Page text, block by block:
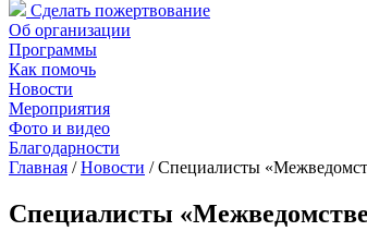
Сделать пожертвование
Об организации
Программы
Как помочь
Новости
Мероприятия
Фото и видео
Благодарности
Главная /Новости /Специалисты
Специалисты